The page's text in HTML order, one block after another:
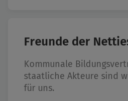
Freunde der
Kommunale
staatliche Akteure sind
für uns.